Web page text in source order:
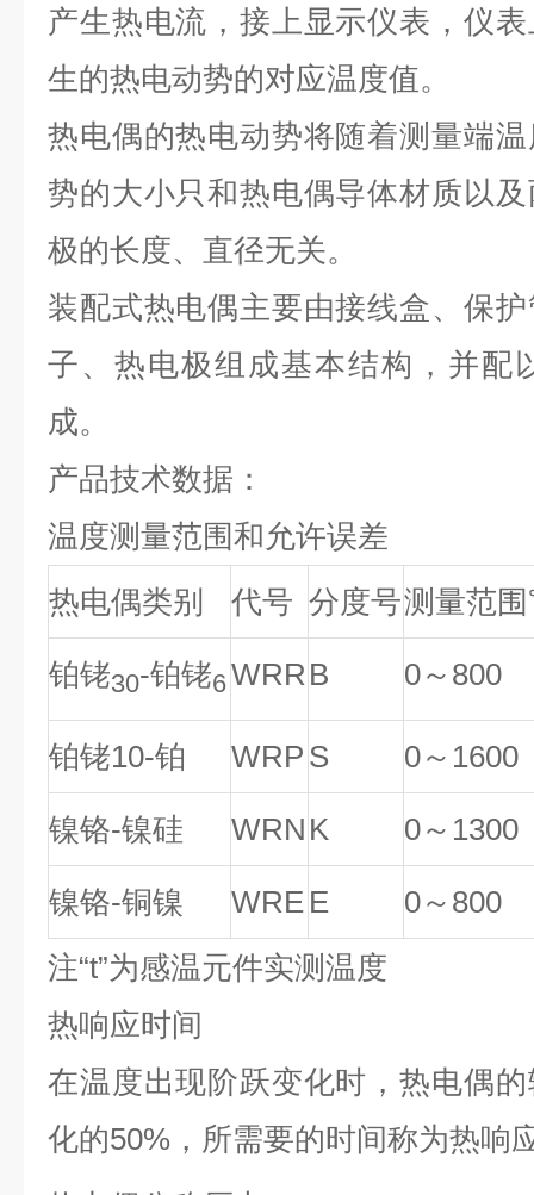
产生热电流，接上显示仪表，仪
生的热电动势的对应温度值。
热电偶的热电动势将随着测量端
势的大小只和热电偶导体材质以
极的长度、直径无关。
装配式热电偶主要由接线盒、保
子、热电极组成基本结构，并配
成。
产品技术数据：
温度测量范围和允许误差
热电偶类别
代号 分度号测量范围
铂铑30-铂铑6WRRB 0～800
铂铑10-铂 WRP S 0～1600
镍铬-镍硅 WRN K 0～1300
镍铬-铜镍 WRE E 0～800
注“t”为感温元件实测温度
热响应时间
在温度出现阶跃变化时，热电偶
化的50%，所需要的时间称为热响